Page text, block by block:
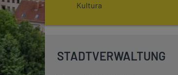
Kultura
STADTVERWALTUNG